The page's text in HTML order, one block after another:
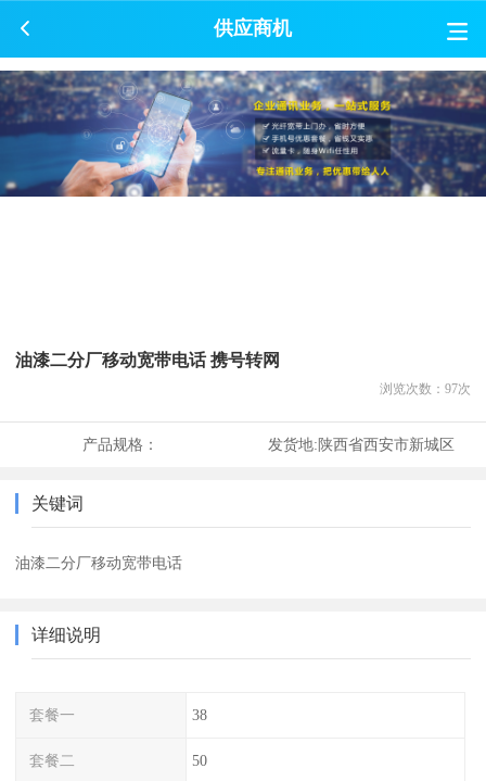
供应商机
油漆二分厂移动宽带电话 携号转网
浏览次数： 97次
产品规格： 发货地:陕西省西安市新城区
关键词
油漆二分厂移动宽带电话
详细说明
套餐一 38
套餐二 50